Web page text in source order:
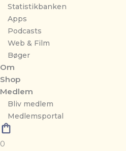
Statistikbanken
Apps
Podcasts
Web & Film
Bøger
Om
Shop
Medlem
Bliv medlem
Medlemsportal
0